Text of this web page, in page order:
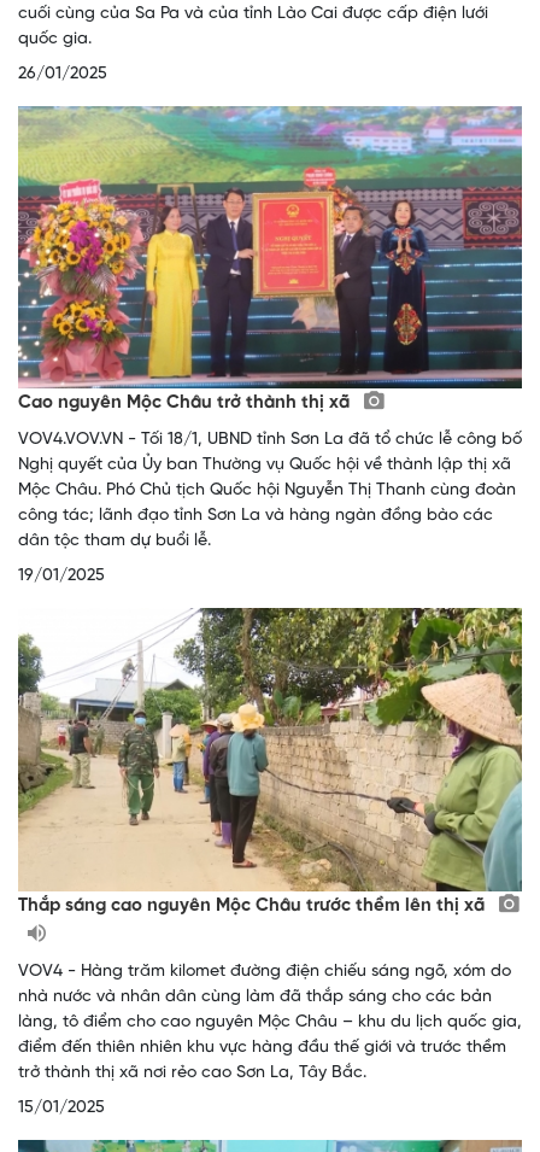
cuối cùng của Sa Pa và của tỉnh Lào Cai được cấp điện lưới
quốc gia.
26/01/2025
Cao nguyên Mộc Châu trở thành thị xã
VOV4.VOV.VN - Tối 18/1, UBND tỉnh Sơn La đã tổ chức lễ công bố
Nghị quyết của Ủy ban Thường vụ Quốc hội về thành lập thị xã
Mộc Châu. Phó Chủ tịch Quốc hội Nguyễn Thị Thanh cùng đoàn
công tác; lãnh đạo tỉnh Sơn La và hàng ngàn đồng bào các
dân tộc tham dự buổi lễ.
19/01/2025
Thắp sáng cao nguyên Mộc Châu trước thềm lên thị xã
VOV4 - Hàng trăm kilomet đường điện chiếu sáng ngõ, xóm do
nhà nước và nhân dân cùng làm đã thắp sáng cho các bản
làng, tô điểm cho cao nguyên Mộc Châu – khu du lịch quốc gia,
điểm đến thiên nhiên khu vực hàng đầu thế giới và trước thềm
trở thành thị xã nơi rẻo cao Sơn La, Tây Bắc.
15/01/2025